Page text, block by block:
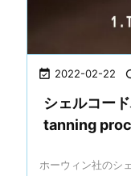
 2022-02-22
シェルコー
tanning
ホーウィン社のシ